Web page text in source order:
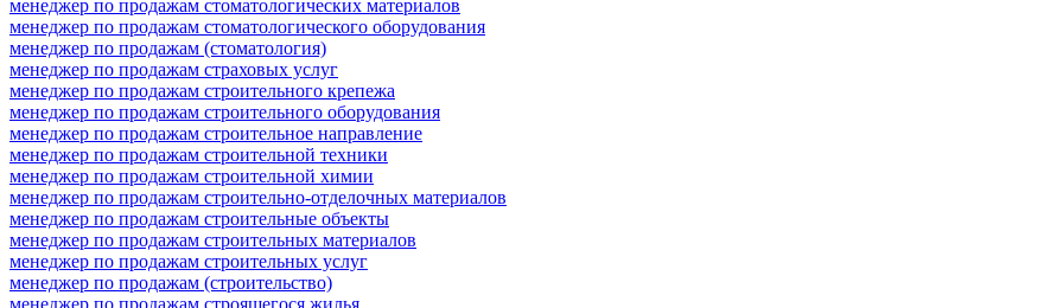
менеджер по продажам стоматологических материалов
менеджер по продажам стоматологического оборудования
менеджер по продажам (стоматология)
менеджер по продажам страховых услуг
менеджер по продажам строительного крепежа
менеджер по продажам строительного оборудования
менеджер по продажам строительное направление
менеджер по продажам строительной техники
менеджер по продажам строительной химии
менеджер по продажам строительно-отделочных материалов
менеджер по продажам строительные объекты
менеджер по продажам строительных материалов
менеджер по продажам строительных услуг
менеджер по продажам (строительство)
менеджер по продажам строящегося жилья